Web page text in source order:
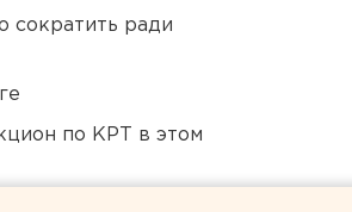
сократить ради
по КРТ в этом